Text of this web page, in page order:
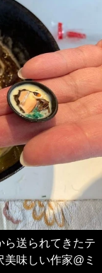
ら送られてきたテ
味しい作家@ミ